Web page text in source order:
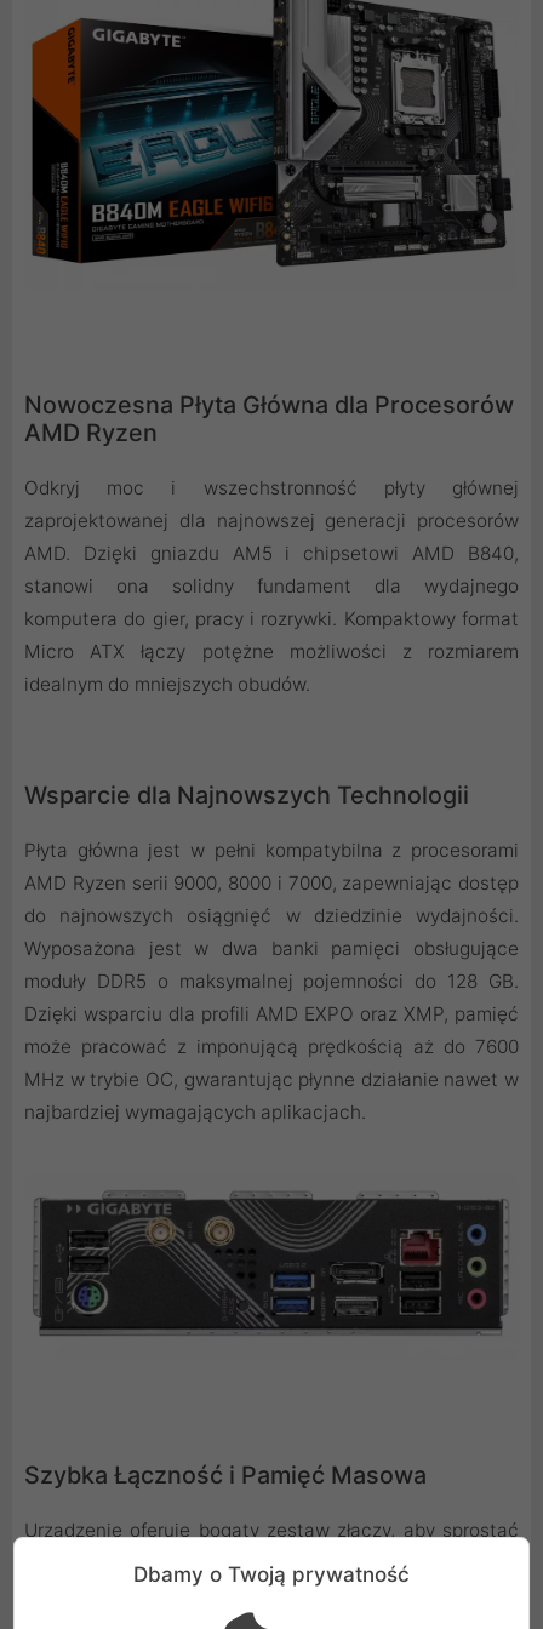
Nowoczesna Płyta Główna dla Procesorów
AMD Ryzen
Odkryj moc i wszechstronność płyty głównej
zaprojektowanej dla najnowszej generacji procesorów
AMD. Dzięki gniazdu AM5 i chipsetowi AMD B840,
stanowi ona solidny fundament dla wydajnego
komputera do gier, pracy i rozrywki. Kompaktowy format
Micro ATX łączy potężne możliwości z rozmiarem
idealnym do mniejszych obudów.
Wsparcie dla Najnowszych Technologii
Płyta główna jest w pełni kompatybilna z procesorami
AMD Ryzen serii 9000, 8000 i 7000, zapewniając dostęp
do najnowszych osiągnięć w dziedzinie wydajności.
Wyposażona jest w dwa banki pamięci obsługujące
moduły DDR5 o maksymalnej pojemności do 128 GB.
Dzięki wsparciu dla profili AMD EXPO oraz XMP, pamięć
może pracować z imponującą prędkością aż do 7600
MHz w trybie OC, gwarantując płynne działanie nawet w
najbardziej wymagających aplikacjach.
Szybka Łączność i Pamięć Masowa
Urządzenie oferuje bogaty zestaw złączy, aby sprostać
wszystkim Twoim potrzebom. Główny slot PCI Express
Dbamy o Twoją prywatność